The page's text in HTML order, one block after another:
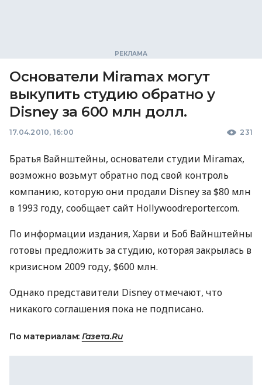
Основатели Miramax могут
выкупить студию обратно у
Disney за 600 млн долл.
17.04.2010, 16:00 231
Братья Вайнштейны, основатели студии Miramax,
возможно возьмут обратно под свой контроль
компанию, которую они продали Disney за $80 млн
в 1993 году, сообщает сайт Hollywoodreporter.com.
По информации издания, Харви и Боб Вайнштейны
готовы предложить за студию, которая закрылась в
кризисном 2009 году, $600 млн.
Однако представители Disney отмечают, что
никакого соглашения пока не подписано.
По материалам: Газета.Ru